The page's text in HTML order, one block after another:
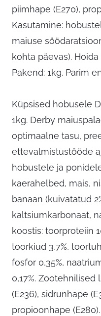
piimhape (E270),
Kasutamine:
maiuse
kohta päevas).
Pakend: 1kg. Parim
Küpsised hobusele
1kg. Derby
optimaalne tasu,
ettevalmistustööde
hobustele ja
kaerahelbed, mais,
banaan (kuivatatud
kaltsiumkarbonaat,
koostis: toorproteiin
toorkiud 3,7%,
fosfor 0,35%,
0,17%. Zootehnilised
(E236), sidrunhape
propioonhape